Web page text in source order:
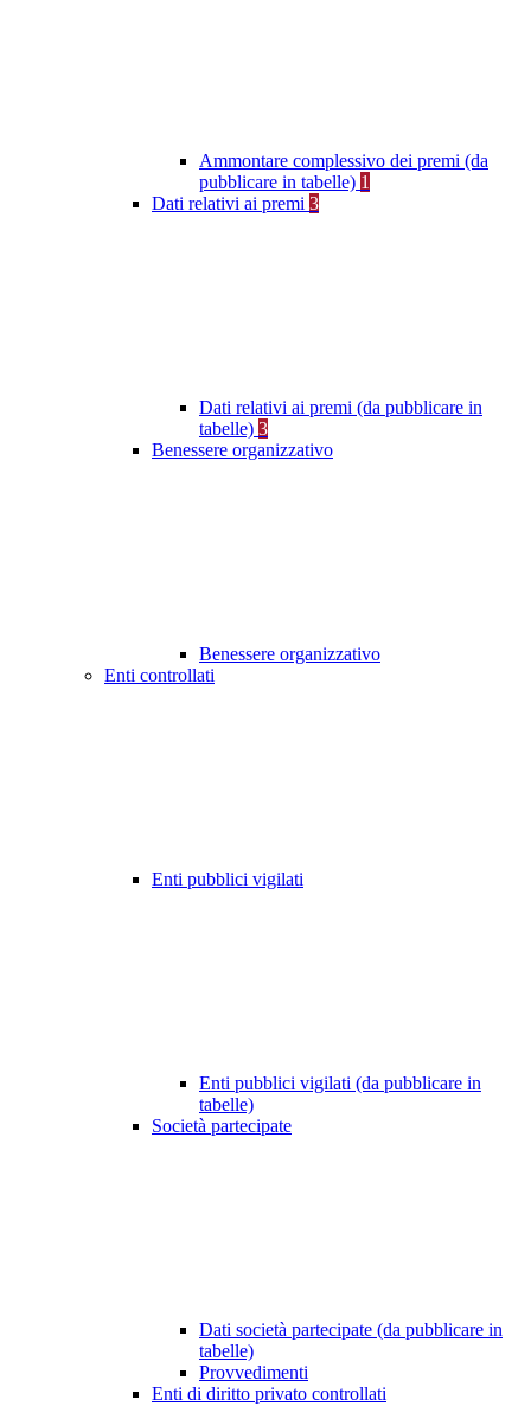
Ammontare complessivo dei premi (da
pubblicare in tabelle) 1
Dati relativi ai premi 3
Dati relativi ai premi (da pubblicare in
tabelle) 3
Benessere organizzativo
Benessere organizzativo
Enti controllati
Enti pubblici vigilati
Enti pubblici vigilati (da pubblicare in
tabelle)
Società partecipate
Dati società partecipate (da pubblicare in
tabelle)
Provvedimenti
Enti di diritto privato controllati